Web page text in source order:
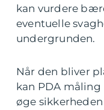
kan vurdere
eventuelle
undergrunden.
Når den bliver
kan PDA
øge